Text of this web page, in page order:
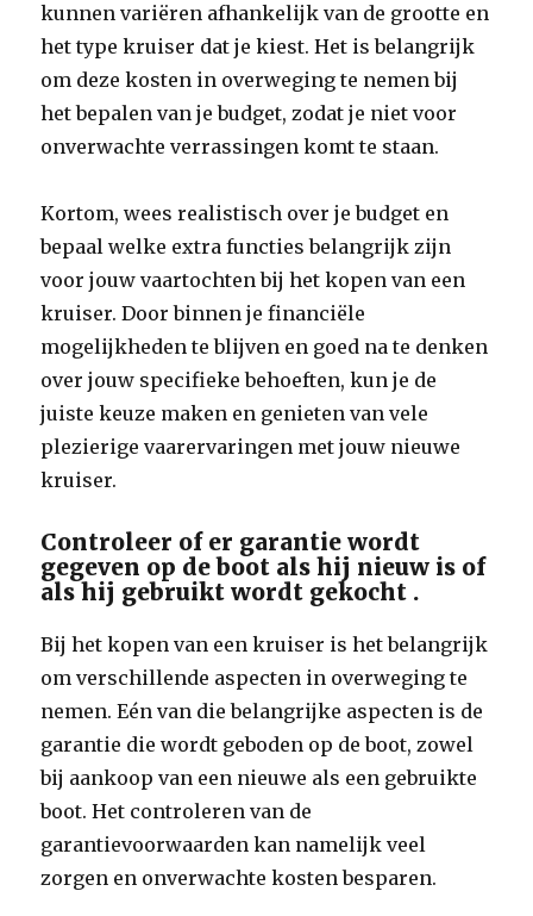
kunnen variëren afhankelijk van de grootte en
het type kruiser dat je kiest. Het is belangrijk
om deze kosten in overweging te nemen bij
het bepalen van je budget, zodat je niet voor
onverwachte verrassingen komt te staan.
Kortom, wees realistisch over je budget en
bepaal welke extra functies belangrijk zijn
voor jouw vaartochten bij het kopen van een
kruiser. Door binnen je financiële
mogelijkheden te blijven en goed na te denken
over jouw specifieke behoeften, kun je de
juiste keuze maken en genieten van vele
plezierige vaarervaringen met jouw nieuwe
kruiser.
Controleer of er garantie wordt
gegeven op de boot als hij nieuw is of
als hij gebruikt wordt gekocht .
Bij het kopen van een kruiser is het belangrijk
om verschillende aspecten in overweging te
nemen. Eén van die belangrijke aspecten is de
garantie die wordt geboden op de boot, zowel
bij aankoop van een nieuwe als een gebruikte
boot. Het controleren van de
garantievoorwaarden kan namelijk veel
zorgen en onverwachte kosten besparen.